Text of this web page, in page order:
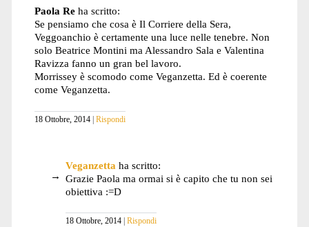
Paola Re ha scritto:
Se pensiamo che cosa è Il Corriere della Sera,
Veggoanchio è certamente una luce nelle tenebre. Non
solo Beatrice Montini ma Alessandro Sala e Valentina
Ravizza fanno un gran bel lavoro.
Morrissey è scomodo come Veganzetta. Ed è coerente
come Veganzetta.
18 Ottobre, 2014 Rispondi
Veganzetta ha scritto:
Grazie Paola ma ormai si è capito che tu non sei
obiettiva :=D
18 Ottobre, 2014 Rispondi